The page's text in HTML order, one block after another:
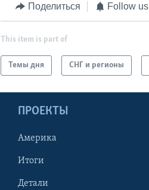
Поделиться Follow us
This item is part of
Темы дня СНГ и регионы
ПРОЕКТЫ
Америка
Итоги
Детали